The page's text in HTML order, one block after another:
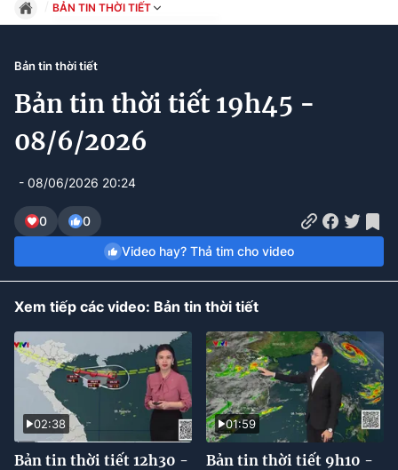
BẢN TIN THỜI TIẾT
Pháp luật
Xã hội
Kinh tế
Thế giới
Công nghệ
Current
Time
0:01 / Duration
2:16
Bản tin thời tiết
Bản tin thời tiết 19h45 -
08/6/2026
- 08/06/2026 20:24
0
0
Video hay? Thả tim cho video
Xem tiếp các video: Bản tin thời tiết
02:38
Bản tin thời tiết 12h30 -
01:59
Bản tin thời tiết 9h10 -